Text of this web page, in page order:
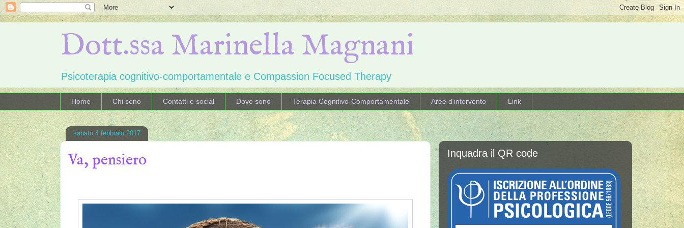
Dott.ssa Marinella Magnani
Psicoterapia cognitivo-comportamentale e Compassion Focused Therapy
Home Chi sono Contatti e social Dove sono Terapia Cognitivo-Comportamentale Aree d'intervento Link
sabato 4 febbraio 2017
Va, pensiero Inquadra il QR code